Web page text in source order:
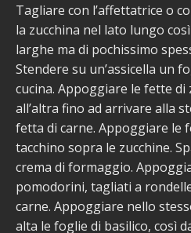
Tagliare con l’affettatrice o
la zucchina nel lato lungo
larghe ma di pochissimo
Stendere su un’assicella un
cucina. Appoggiare le fette di
all’altra fino ad arrivare alla
fetta di carne. Appoggiare le
tacchino sopra le zucchine.
crema di formaggio.
pomodorini, tagliati a
carne. Appoggiare nello
alta le foglie di basilico, così